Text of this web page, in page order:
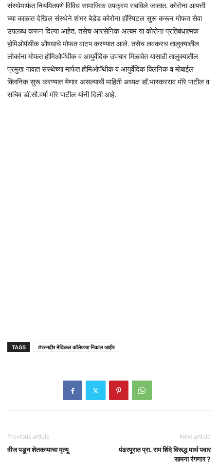
संस्थेमार्फत नियमितपणे विविध सामाजिक उपक्रम राबविले जातात. कोरोना आपत्ती
च्या काळात देखिल संस्थेने शंभर बेडेड कोरोना हॉस्पिटल सुरू करून मोफत सेवा
उपलब्ध करून दिल्या आहेत. तसेच आरसेनिक अल्बम या कोरोना प्रतिबंधात्मक
होमिओपॅथीक औषधाचे मोफत वाटप करण्यात आले. तसेच लवकरच तालुक्यातील
लोकांना मोफत होमिओपॅथीक व आयुर्वेदिक उपचार मिळावेत यासाठी तालुक्यातील
प्रमुख गावात संस्थेच्या मार्फत होमिओपॅथीक व आयुर्वेदिक क्लिनिक व मोबाईल
क्लिनिक सुरू करण्यात येणार असल्याची माहिती अध्यक्ष डॉ.भास्करराव मोरे पाटील व
सचिव डॉ.सौ.वर्षा मोरे पाटील यांनी दिली आहे.
TAGS #रत्नदीप मेडिकल कॉलेजचा निकाल जाहीर
Previous article
वीज पडून शेतकऱ्याचा मृत्यू
Next article
पंढरपूरात प्रा. राम शिंदे विरूद्ध पार्थ पवार
सामना रंगणार ?